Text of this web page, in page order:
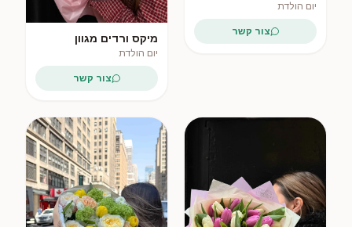
יום הולדת
צור קשר
מיקס ורדים מגוון
יום הולדת
צור קשר